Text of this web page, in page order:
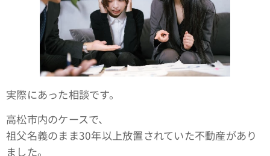
実際にあった相談です。
高松市内のケースで、
祖父名義のまま30年以上放置されていた不動産があり
ました。